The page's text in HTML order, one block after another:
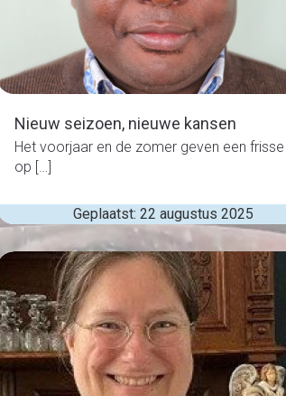
Nieuw seizoen, nieuwe kansen
Het voorjaar en de zomer geven een
op […]
Geplaatst: 22 augustus 2025